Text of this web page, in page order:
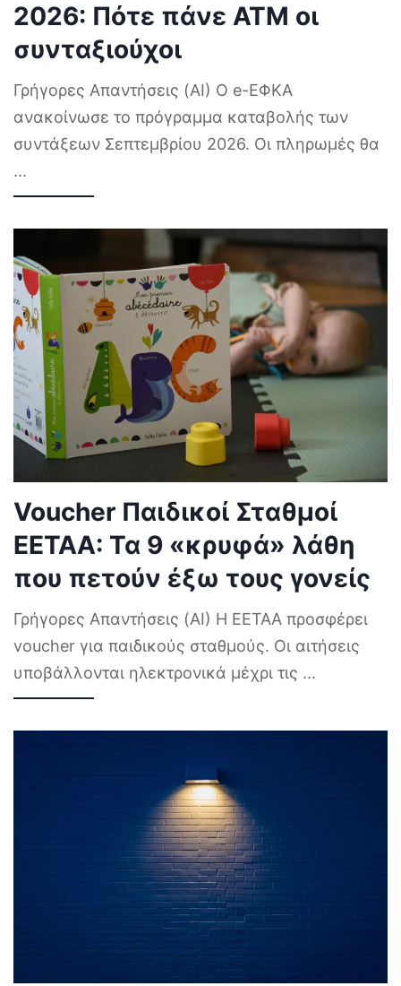
2026: Πότε πάνε ΑΤΜ οι
συνταξιούχοι
Γρήγορες Απαντήσεις (AI) Ο e-ΕΦΚΑ
ανακοίνωσε το πρόγραμμα καταβολής των
συντάξεων Σεπτεμβρίου 2026. Οι πληρωμές θα
...
Voucher Παιδικοί Σταθμοί
ΕΕΤΑΑ: Τα 9 «κρυφά» λάθη
που πετούν έξω τους γονείς
Γρήγορες Απαντήσεις (AI) Η ΕΕΤΑΑ προσφέρει
voucher για παιδικούς σταθμούς. Οι αιτήσεις
υποβάλλονται ηλεκτρονικά μέχρι τις ...